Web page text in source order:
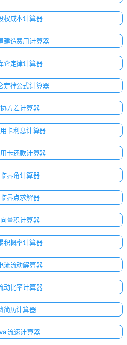
权成本计算器
建造费用计算器
仑定律计算器
定律公式计算器
方差计算器
卡利息计算器
卡还款计算器
界角计算器
界点求解器
量积计算器
积概率计算器
流流动解算器
动比率计算器
简历计算器
流速计算器